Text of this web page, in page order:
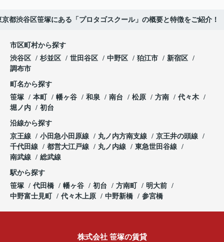
京都渋谷区笹塚にある「プロタゴスクール」の概要と特徴をご紹介！
市区町村から探す
渋谷区
杉並区 世田谷区 中野区 狛江市
新宿区
調布市
町名から探す
笹塚
本町 幡ヶ谷 和泉 南台 松原 方南
代々木
堀ノ内
初台
沿線から探す
京王線
小田急小田原線 丸ノ内方南支線
京王井の頭線
千代田線
都営大江戸線 丸ノ内線
東急世田谷線
南武線
総武線
駅から探す
笹塚
代田橋 幡ヶ谷 初台 方南町
明大前
中野富士見町
代々木上原 中野新橋 参宮橋
株式会社 笹塚の賃貸